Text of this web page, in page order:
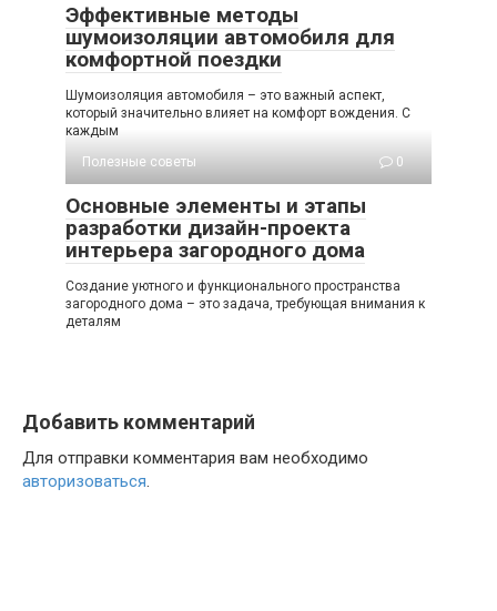
Эффективные методы
шумоизоляции автомобиля для
комфортной поездки
Шумоизоляция автомобиля – это важный аспект,
который значительно влияет на комфорт вождения. С
каждым
Полезные советы
0
Основные элементы и этапы
разработки дизайн-проекта
интерьера загородного дома
Создание уютного и функционального пространства
загородного дома – это задача, требующая внимания к
деталям
Добавить комментарий
Для отправки комментария вам необходимо
авторизоваться.